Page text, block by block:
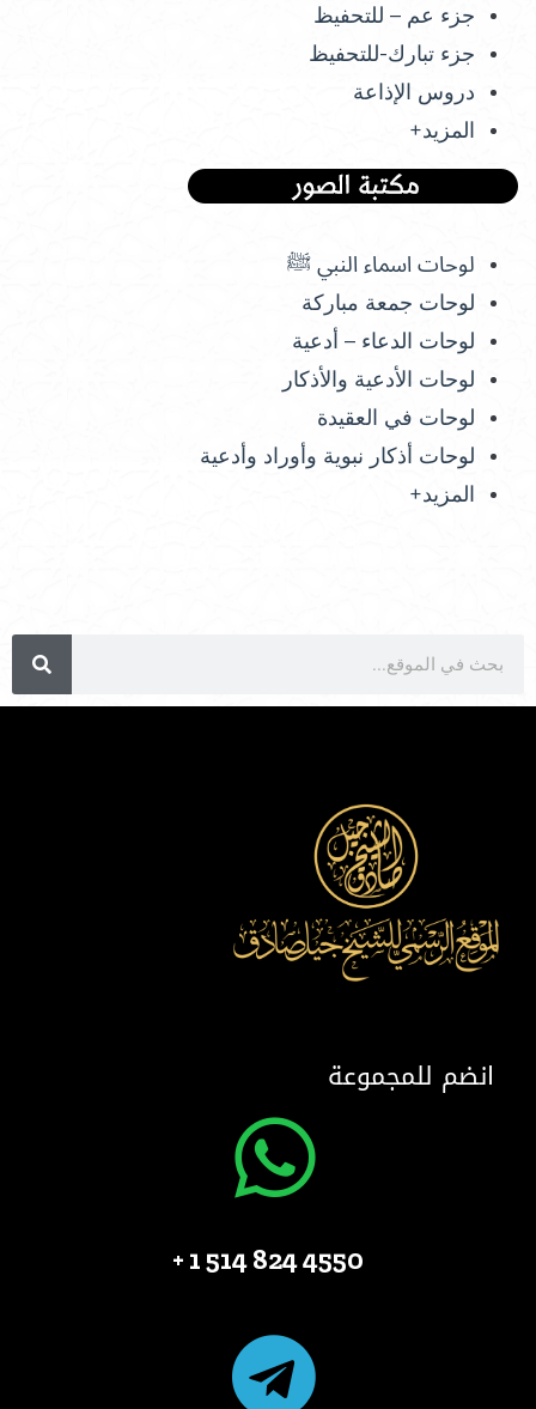
جزء عم – للتحفيظ
جزء تبارك-للتحفيظ
دروس الإذاعة
المزيد+
لوحات اسماء النبي ﷺ
لوحات جمعة مباركة
لوحات الدعاء – أدعية
لوحات الأدعية والأذكار
لوحات في العقيدة
لوحات أذكار نبوية وأوراد وأدعية
المزيد+
انضم للمجموعة
4550 824 514 1 +